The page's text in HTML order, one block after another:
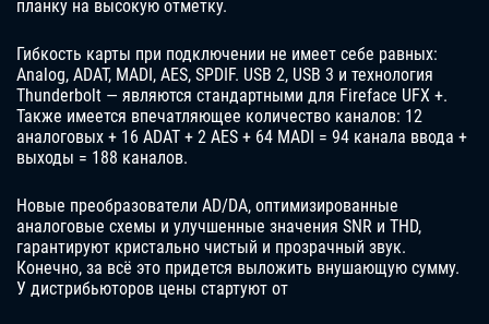
планку на высокую отметку.
Гибкость карты при подключении не имеет себе равных:
Analog, ADAT, MADI, AES, SPDIF. USB 2, USB 3 и технология
Thunderbolt — являются стандартными для Fireface UFX +.
Также имеется впечатляющее количество каналов: 12
аналоговых + 16 ADAT + 2 AES + 64 MADI = 94 канала ввода +
выходы = 188 каналов.
Новые преобразователи AD/DA, оптимизированные
аналоговые схемы и улучшенные значения SNR и THD,
гарантируют кристально чистый и прозрачный звук.
Конечно, за всё это придется выложить внушающую сумму.
У дистрибьюторов цены стартуют от